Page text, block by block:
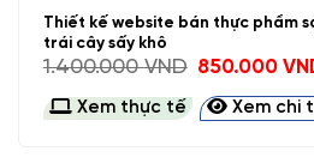
Thiết kế website bán thực phẩm
trái cây sấy khô
1.400.000VND
Giá
là:
1.400.000 VND.
850.000
Xem thực tế Xem chi